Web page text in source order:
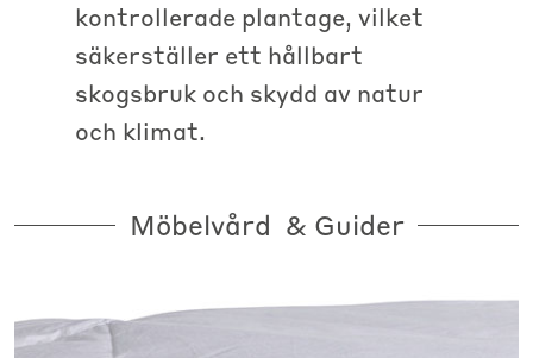
kontrollerade plantage, vilket
säkerställer ett hållbart
skogsbruk och skydd av natur
och klimat.
Möbelvård & Guider